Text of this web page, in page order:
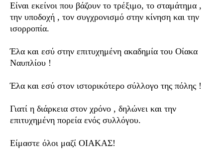
Είναι εκείνοι που βάζουν το τρέξιμο, το σταμάτημα ,
την υποδοχή , τον συγχρονισμό στην κίνηση και την
ισορροπία.
Έλα και εσύ στην επιτυχημένη ακαδημία του Οίακα
Ναυπλίου !
Έλα και εσύ στον ιστορικότερο σύλλογο της πόλης !
Γιατί η διάρκεια στον χρόνο , δηλώνει και την
επιτυχημένη πορεία ενός συλλόγου.
Είμαστε όλοι μαζί ΟΙΑΚΑΣ!